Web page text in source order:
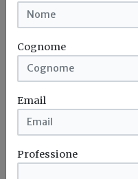
La premiazione dei
nell’ambito della
Inu Concorso
Cognome
Email
Professione